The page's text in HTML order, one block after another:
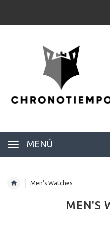
MENÚ
Men's Watches
MEN'S